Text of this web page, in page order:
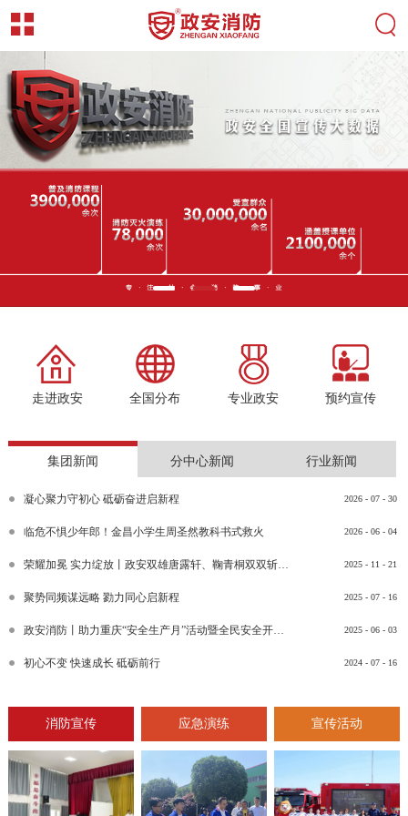
走进政安 全国分布 专业政安 预约宣传
集团新闻 分中心新闻 行业新闻
2026 - 07 - 30
凝心聚力守初心 砥砺奋进启新程
2026 - 06 - 04
临危不惧少年郎！金昌小学生周圣然教科书式救火
2025 - 11 - 21
荣耀加冕 实力绽放丨政安双雄唐露轩、鞠青桐双双斩获“渝消蓝盾讲师团金牌讲师”比武竞赛决赛大奖
2025 - 07 - 16
聚势同频谋远略 勠力同心启新程
2025 - 06 - 03
政安消防丨助力重庆“安全生产月”活动暨全民安全开放日活动
2024 - 07 - 16
初心不变 快速成长 砥砺前行
消防宣传 应急演练 宣传活动